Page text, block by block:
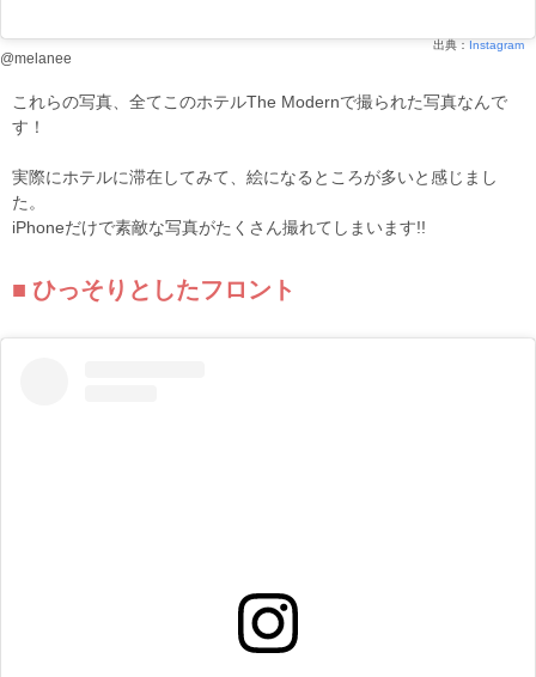
出典： Instagram
@melanee
これらの写真、全てこのホテルThe Modernで撮られた写真なんで
す！
実際にホテルに滞在してみて、絵になるところが多いと感じまし
た。
iPhoneだけで素敵な写真がたくさん撮れてしまいます!!
ひっそりとしたフロント